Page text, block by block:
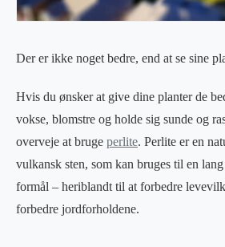
Der er ikke noget bedre, end at se sine
Hvis du ønsker at give dine planter de
vokse, blomstre og holde sig sunde og
overveje at bruge perlite. Perlite er en
vulkansk sten, som kan bruges til en
formål – heriblandt til at forbedre
forbedre jordforholdene.